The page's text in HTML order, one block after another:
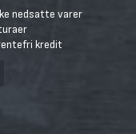
nedsatte varer
kredit